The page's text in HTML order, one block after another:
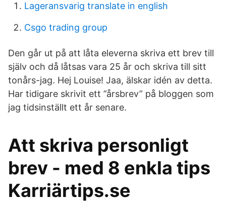
Lageransvarig translate in english
Csgo trading group
Den går ut på att låta eleverna skriva ett brev till
själv och då låtsas vara 25 år och skriva till sitt
tonårs-jag. Hej Louise! Jaa, älskar idén av detta.
Har tidigare skrivit ett ”årsbrev” på bloggen som
jag tidsinställt ett år senare.
Att skriva personligt
brev - med 8 enkla tips
Karriärtips.se